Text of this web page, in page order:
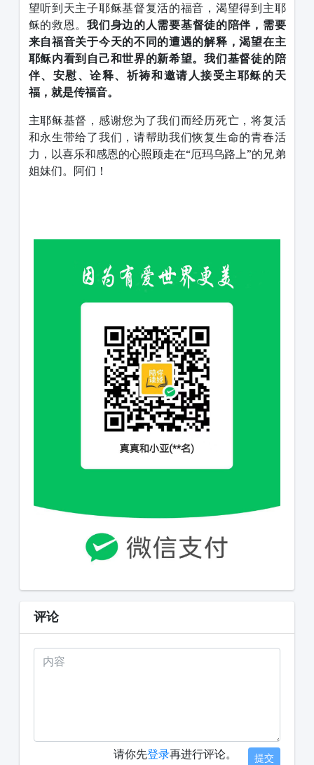
望听到天主子耶稣基督复活的福音，渴望得到主耶
稣的救恩。我们身边的人需要基督徒的陪伴，需要
来自福音关于今天的不同的遭遇的解释，渴望在主
耶稣内看到自己和世界的新希望。我们基督徒的陪
伴、安慰、诠释、祈祷和邀请人接受主耶稣的天
福，就是传福音。
主耶稣基督，感谢您为了我们而经历死亡，将复活
和永生带给了我们，请帮助我们恢复生命的青春活
力，以喜乐和感恩的心照顾走在“厄玛乌路上”的兄弟
姐妹们。阿们！
评论
请你先登录再进行评论。 提交